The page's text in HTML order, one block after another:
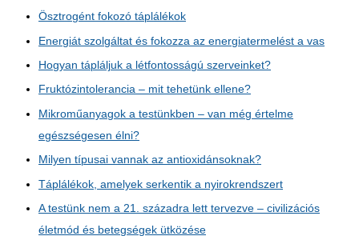
Ösztrogént fokozó táplálékok
Energiát szolgáltat és fokozza az energiatermelést a vas
Hogyan tápláljuk a létfontosságú szerveinket?
Fruktózintolerancia – mit tehetünk ellene?
Mikroműanyagok a testünkben – van még értelme
egészségesen élni?
Milyen típusai vannak az antioxidánsoknak?
Táplálékok, amelyek serkentik a nyirokrendszert
A testünk nem a 21. századra lett tervezve – civilizációs
életmód és betegségek ütközése